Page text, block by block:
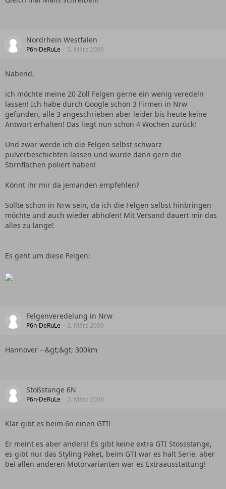
Nordrhein Westfalen
P6n-DeRuLe 2. März 2009
Nabend,
ich möchte meine 20 Zoll Felgen gerne ein wenig veredeln
lassen! Ich habe durch Google schon 3 Firmen in Nrw
gefunden, alle 3 angeschrieben aber leider bis heute keine
Antwort erhalten! Das liegt nun schon 4 Wochen zurück!
Und zwar werde ich die Felgen selbst schwarz
pulverbeschichten lassen und würde dann gern die
Stirnflächen poliert haben!
Könnt ihr mir da jemanden empfehlen?
Sollte schon in Nrw sein, da ich die Felgen selbst hinbringen
möchte und auch wieder abholen! Mit Versand dauert mir das
alles zu lange!
Es geht um diese Felgen:
Felgenveredelung in Nrw
P6n-DeRuLe 2. März 2009
Hannover --&gt;&gt; 300km
Stoßstange 6N
P6n-DeRuLe 2. März 2009
Klar gibt es beim 6n einen GTI!
Er meint es aber anders! Es gibt keine extra GTI Stossstange,
es gibt nur das Styling Paket, beim GTI war es halt Serie, aber
bei allen anderen Motorvarianten war es Extraausstattung!